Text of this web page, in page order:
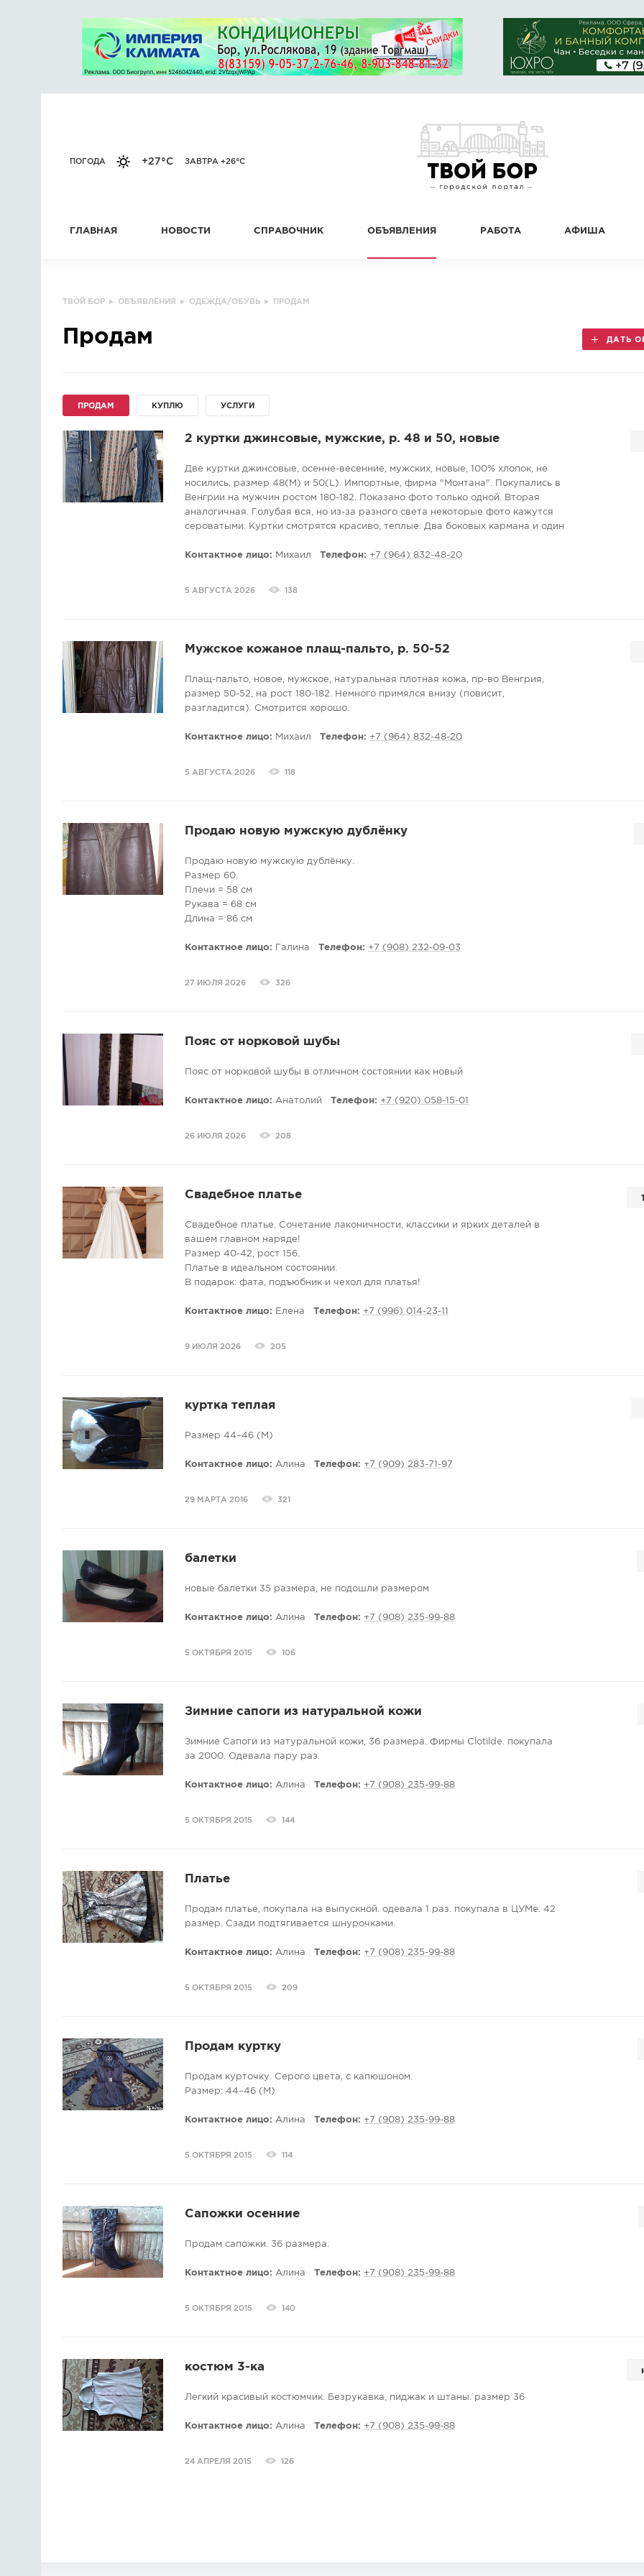
ПОГОДА +27°C ЗАВТРА +26°C
ГЛАВНАЯ НОВОСТИ СПРАВОЧНИК ОБЪЯВЛЕНИЯ РАБОТА АФИША
ТВОЙ БОР ▸ ОБЪЯВЛЕНИЯ ▸ ОДЕЖДА/ОБУВЬ ▸ ПРОДАМ
Продам ДАТЬ
ПРОДАМ КУПЛЮ УСЛУГИ
2 куртки джинсовые, мужские, р. 48 и 50, новые
Две куртки джинсовые, осенне-весенние, мужских, новые, 100% хлопок, не
носились, размер 48(М) и 50(L). Импортные, фирма "Монтана". Покупались в
Венгрии на мужчин ростом 180-182. Показано фото только одной. Вторая
аналогичная. Голубая вся, но из-за разного света некоторые фото кажутся
сероватыми. Куртки смотрятся красиво, теплые. Два боковых кармана и один
Контактное лицо: Михаил Телефон: +7 (964) 832-48-20
5 АВГУСТА 2026 138
Мужское кожаное плащ-пальто, р. 50-52
Плащ-пальто, новое, мужское, натуральная плотная кожа, пр-во Венгрия,
размер 50-52, на рост 180-182. Немного примялся внизу (повисит,
разгладится). Смотрится хорошо.
Контактное лицо: Михаил Телефон: +7 (964) 832-48-20
5 АВГУСТА 2026 118
Продаю новую мужскую дублёнку
Продаю новую мужскую дублёнку.
Размер 60.
Плечи = 58 см
Рукава = 68 см
Длина = 86 см
Контактное лицо: Галина Телефон: +7 (908) 232-09-03
27 ИЮЛЯ 2026 326
Пояс от норковой шубы
Пояс от норковой шубы в отличном состоянии как новый
Контактное лицо: Анатолий Телефон: +7 (920) 058-15-01
26 ИЮЛЯ 2026 208
Свадебное платье
Свадебное платье. Сочетание лаконичности, классики и ярких деталей в
вашем главном наряде!
Размер 40-42, рост 156.
Платье в идеальном состоянии.
В подарок: фата, подъюбник и чехол для платья!
Контактное лицо: Елена Телефон: +7 (996) 014-23-11
9 ИЮЛЯ 2026 205
куртка теплая
Размер 44–46 (M)
Контактное лицо: Алина Телефон: +7 (909) 283-71-97
29 МАРТА 2016 321
балетки
новые балетки 35 размера, не подошли размером
Контактное лицо: Алина Телефон: +7 (908) 235-99-88
5 ОКТЯБРЯ 2015 106
Зимние сапоги из натуральной кожи
Зимние Сапоги из натуральной кожи, 36 размера. Фирмы Clotilde. покупала
за 2000. Одевала пару раз.
Контактное лицо: Алина Телефон: +7 (908) 235-99-88
5 ОКТЯБРЯ 2015 144
Платье
Продам платье, покупала на выпускной. одевала 1 раз. покупала в ЦУМе. 42
размер. Сзади подтягивается шнурочками.
Контактное лицо: Алина Телефон: +7 (908) 235-99-88
5 ОКТЯБРЯ 2015 209
Продам куртку
Продам курточку. Серого цвета, с капюшоном.
Размер: 44–46 (M)
Контактное лицо: Алина Телефон: +7 (908) 235-99-88
5 ОКТЯБРЯ 2015 114
Сапожки осенние
Продам сапожки. 36 размера.
Контактное лицо: Алина Телефон: +7 (908) 235-99-88
5 ОКТЯБРЯ 2015 140
костюм 3-ка
Легкий красивый костюмчик. Безрукавка, пиджак и штаны. размер 36
Контактное лицо: Алина Телефон: +7 (908) 235-99-88
24 АПРЕЛЯ 2015 126